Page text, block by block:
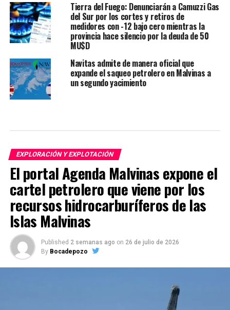
Tierra del Fuego: Denunciarán a Camuzzi Gas
del Sur por los cortes y retiros de
medidores con -12 bajo cero mientras la
provincia hace silencio por la deuda de 50
MU$D
Navitas admite de manera oficial que
expande el saqueo petrolero en Malvinas a
un segundo yacimiento
EXPLORACIÓN Y EXPLOTACIÓN
El portal Agenda Malvinas expone el
cartel petrolero que viene por los
recursos hidrocarburíferos de las
Islas Malvinas
Published 2 semanas ago on 26 de julio de 2026
By Bocadepozo